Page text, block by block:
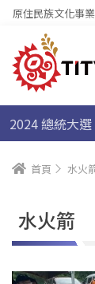
原住民族文化事
2024 總統大選
首頁 水火
水火箭